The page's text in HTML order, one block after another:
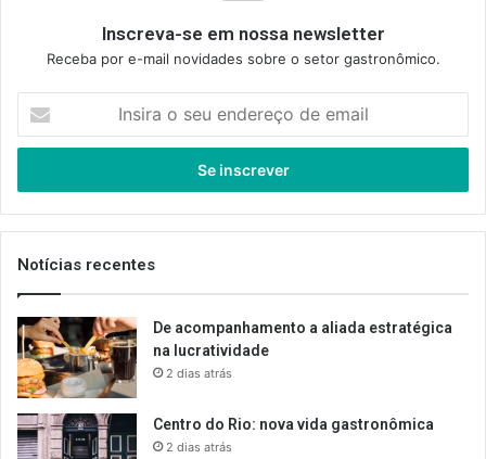
Inscreva-se em nossa newsletter
Receba por e-mail novidades sobre o setor gastronômico.
seu
de
email
Notícias recentes
De acompanhamento a aliada estratégica
na lucratividade
2 dias atrás
Centro do Rio: nova vida gastronômica
2 dias atrás